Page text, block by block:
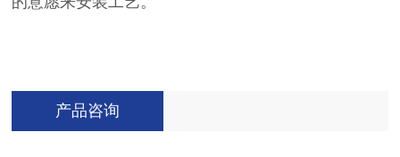
产品咨询